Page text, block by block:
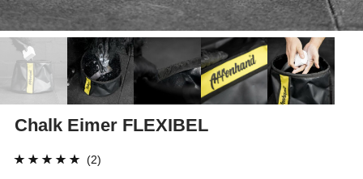
Chalk Eimer FLEXIBEL
(2)